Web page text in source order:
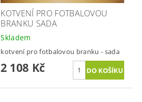
KOTVENÍ PRO FOTBALOVOU
BRANKU SADA
Skladem
kotvení pro fotbalovou branku - sada
2 108 Kč